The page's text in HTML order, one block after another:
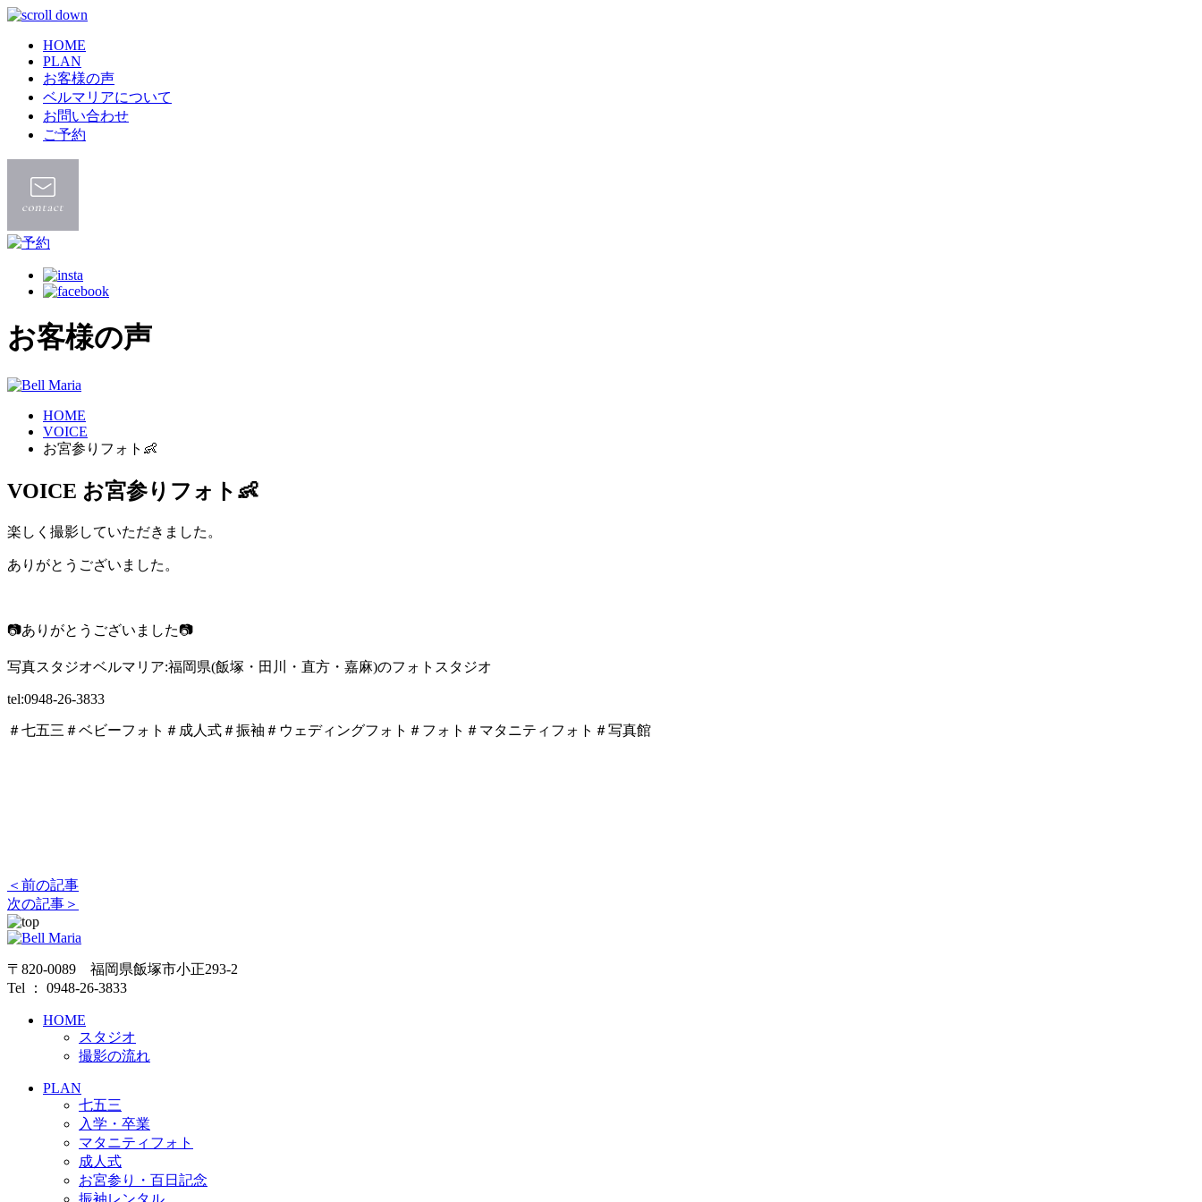
HOME
PLAN
お客様の声
ベルマリアについて
お問い合わせ
ご予約
お客様の声
HOME
VOICE
お宮参りフォト👶
VOICE お宮参りフォト👶
楽しく撮影していただきました。
ありがとうございました。
📷ありがとうございました📷
写真スタジオベルマリア:福岡県(飯塚・田川・直方・嘉麻)のフォトスタジオ
tel:0948-26-3833
＃七五三＃ベビーフォト＃成人式＃振袖＃ウェディングフォト＃フォト＃マタニティフォト＃写真館
＜前の記事
次の記事＞
〒820-0089 福岡県飯塚市小正293-2
Tel ： 0948-26-3833
HOME
スタジオ
撮影の流れ
PLAN
七五三
入学・卒業
マタニティフォト
成人式
お宮参り・百日記念
振袖レンタル